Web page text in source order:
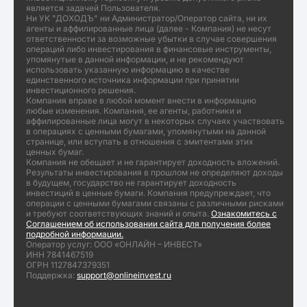
является задачей Пользователя.
Ни УК "ДОХОДЪ" ни Администратор/Оператор сайта, ни их
агенты и аффилированные лица (далее - Компания) не несут
ответственности за возможные убытки в случае совершения
операций либо инвестирования в финансовые инструменты,
упомянутые в данной информации, и не рекомендуют
использовать указанную информацию в качестве
единственного источника информации при принятии
инвестиционного решения.
Компания вправе в любой момент внести в информацию
любые изменения. Компания, ее агенты, работники и
аффилированные лица могут в некоторых случаях участвовать
в операциях с ценными бумагами, упомянутыми на данной
странице, или вступать в отношения с эмитентами этих
ценных бумаг.
Компания не обещает и не гарантирует доходность вложений.
Результаты инвестирования в прошлом не определяют доходы
в будущем, государство не гарантирует доходность
инвестиций в ценные бумаги. Компания предупреждает, что
операции с ценными бумагами связаны с различными рисками
и требуют соответствующих знаний и опыта. Ознакомитесь с
Соглашением об использовании сайта для получения более
подробной информации.
Оператор услуг: ООО «ОНЛАЙН – ИНВЕСТ»
ИНН 7841467519
ОГРН 1127847379351
Поддержка: support@onlineinvest.ru